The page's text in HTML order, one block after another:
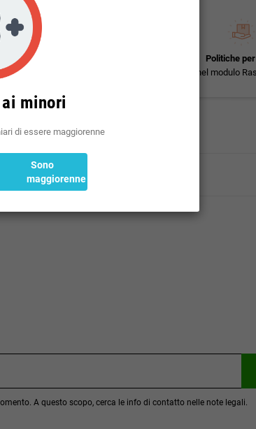
cliente)
Politiche
(modificale nel modulo
A questo scopo, cerca le info di contatto nelle note legali.
minori
di essere maggiorenne
Sono
maggiorenne